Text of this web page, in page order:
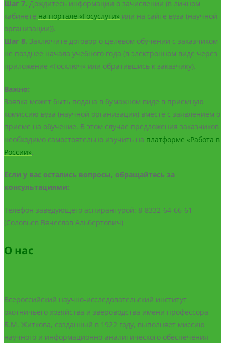
Шаг 7. Дождитесь информации о зачислении (в личном
кабинете на портале «Госуслуги» или на сайте вуза (научной
организации)).
Шаг 8. Заключите договор о целевом обучении с заказчиком
не позднее начала учебного года (в электронном виде через
приложение «Госключ» или обратившись к заказчику).
Важно:
Заявка может быть подана в бумажном виде в приемную
комиссию вуза (научной организации) вместе с заявлением о
приеме на обучение. В этом случае предложения заказчиков
необходимо самостоятельно изучить на платформе «Работа в
России».
Если у вас остались вопросы, обращайтесь за
консультациями:
Телефон заведующего аспирантурой: 8-8332-64-66-61
(Соловьев Вячеслав Альбертович)
О нас
Всероссийский научно-исследовательский институт
охотничьего хозяйства и звероводства имени профессора
Б.М. Житкова, созданный в 1922 году, выполняет миссию
научного и информационно-аналитического обеспечения